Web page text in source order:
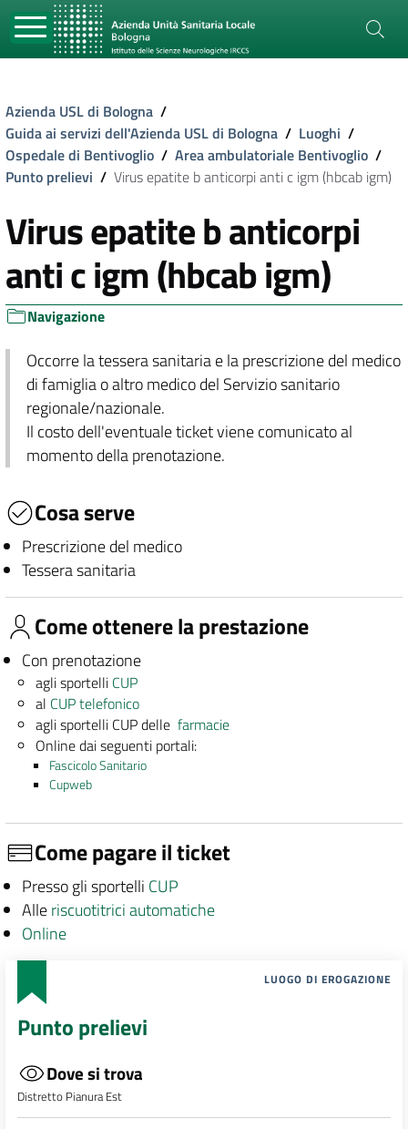
Azienda USL di Bologna /
Guida ai servizi dell'Azienda USL di Bologna / Luoghi /
Ospedale di Bentivoglio / Area ambulatoriale Bentivoglio /
Punto prelievi / Virus epatite b anticorpi anti c igm (hbcab igm)
Virus epatite b anticorpi
anti c igm (hbcab igm)
Navigazione
Occorre la tessera sanitaria e la prescrizione del medico
di famiglia o altro medico del Servizio sanitario
regionale/nazionale.
Il costo dell'eventuale ticket viene comunicato al
momento della prenotazione.
Cosa serve
Prescrizione del medico
Tessera sanitaria
Come ottenere la prestazione
Con prenotazione
agli sportelli CUP
al CUP telefonico
agli sportelli CUP dellefarmacie
Online dai seguenti portali:
Fascicolo Sanitario
Cupweb
Come pagare il ticket
Presso gli sportelli CUP
Alleriscuotitrici automatiche
Online
LUOGO DI EROGAZIONE
Punto prelievi
Dove si trova
Distretto Pianura Est